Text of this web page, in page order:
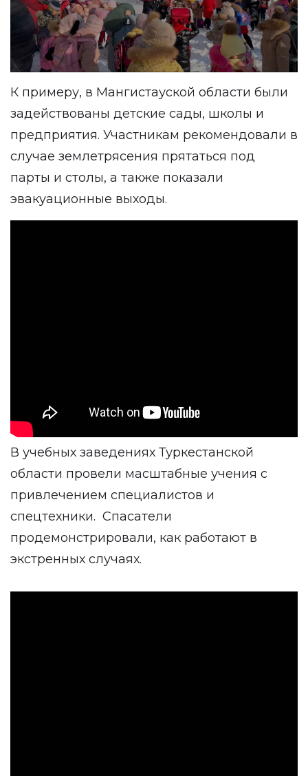
К примеру, в Мангистауской области были
задействованы детские сады, школы и
предприятия. Участникам рекомендовали в
случае землетрясения прятаться под
парты и столы, а также показали
эвакуационные выходы.
В учебных заведениях Туркестанской
области провели масштабные учения с
привлечением специалистов и
спецтехники. Спасатели
продемонстрировали, как работают в
экстренных случаях.